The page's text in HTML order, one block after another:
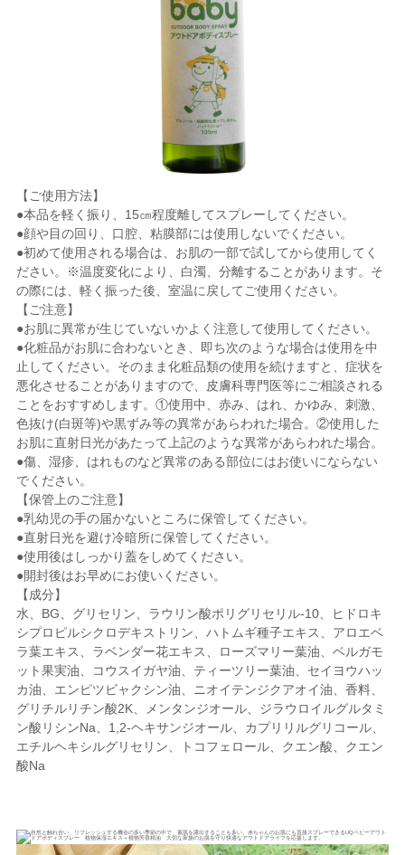
【ご使用方法】
●本品を軽く振り、15㎝程度離してスプレーしてください。
●顔や目の回り、口腔、粘膜部には使用しないでください。
●初めて使用される場合は、お肌の一部で試してから使用してく
ださい。※温度変化により、白濁、分離することがあります。そ
の際には、軽く振った後、室温に戻してご使用ください。
【ご注意】
●お肌に異常が生じていないかよく注意して使用してください。
●化粧品がお肌に合わないとき、即ち次のような場合は使用を中
止してください。そのまま化粧品類の使用を続けますと、症状を
悪化させることがありますので、皮膚科専門医等にご相談される
ことをおすすめします。①使用中、赤み、はれ、かゆみ、刺激、
色抜け(白斑等)や黒ずみ等の異常があらわれた場合。②使用した
お肌に直射日光があたって上記のような異常があらわれた場合。
●傷、湿疹、はれものなど異常のある部位にはお使いにならない
でください。
【保管上のご注意】
●乳幼児の手の届かないところに保管してください。
●直射日光を避け冷暗所に保管してください。
●使用後はしっかり蓋をしめてください。
●開封後はお早めにお使いください。
【成分】
水、BG、グリセリン、ラウリン酸ポリグリセリル‐10、ヒドロキ
シプロピルシクロデキストリン、ハトムギ種子エキス、アロエベ
ラ葉エキス、ラベンダー花エキス、ローズマリー葉油、ベルガモ
ット果実油、コウスイガヤ油、ティーツリー葉油、セイヨウハッ
カ油、エンピツビャクシン油、ニオイテンジクアオイ油、香料、
グリチルリチン酸2K、メンタンジオール、ジラウロイルグルタミ
ン酸リシンNa、1,2‐ヘキサンジオール、カプリリルグリコール、
エチルヘキシルグリセリン、トコフェロール、クエン酸、クエン
酸Na